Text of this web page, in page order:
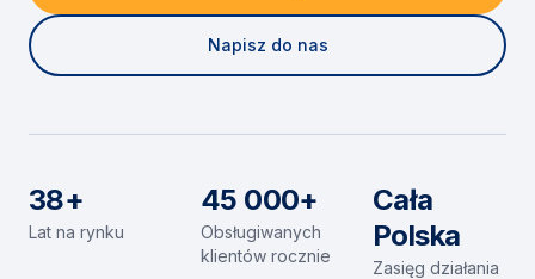
Napisz do nas
38+
Lat na rynku
45 000+
Obsługiwanych
klientów rocznie
Cała
Polska
Zasięg działania